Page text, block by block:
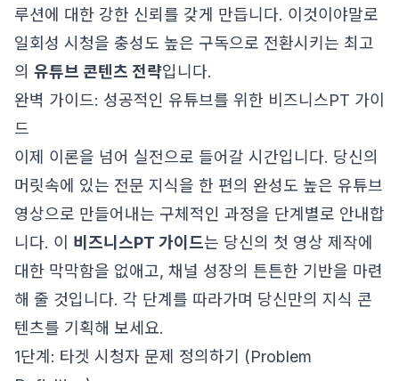
루션에 대한 강한 신뢰를 갖게 만듭니다. 이것이야말로
일회성 시청을 충성도 높은 구독으로 전환시키는 최고
의 유튜브 콘텐츠 전략입니다.
완벽 가이드: 성공적인 유튜브를 위한 비즈니스PT 가이
드
이제 이론을 넘어 실전으로 들어갈 시간입니다. 당신의
머릿속에 있는 전문 지식을 한 편의 완성도 높은 유튜브
영상으로 만들어내는 구체적인 과정을 단계별로 안내합
니다. 이 비즈니스PT 가이드는 당신의 첫 영상 제작에
대한 막막함을 없애고, 채널 성장의 튼튼한 기반을 마련
해 줄 것입니다. 각 단계를 따라가며 당신만의 지식 콘
텐츠를 기획해 보세요.
1단계: 타겟 시청자 문제 정의하기 (Problem